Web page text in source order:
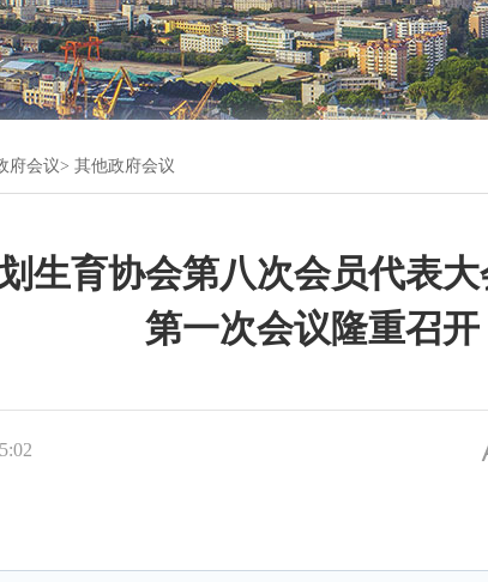
府会议 其他政府会议
生育协会第八次会员代表
第一次会议隆重召开